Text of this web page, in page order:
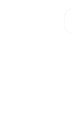
שדוחה אותו